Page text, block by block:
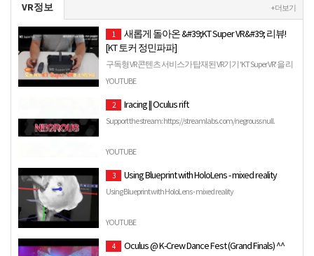
VR정보 + 더보기
1
새롭게 돌아온 &#39;KT Super VR&#39; 리뷰!
[KT 토커 정민파파]
구독형 VR 콘텐츠 서비스가 탑재된 VR기기 'KT Super VR' 을 리
뷰해 보았습니다. 기본의 VR 기기들과 다르게 따로 스마트
YOUTUBE
2 Iracing || Oculus rift
Support the stream: https://streamlabs.com/negrouss null.
YOUTUBE
3 Using Blueprint with HoloLens - mixed reality
Using Blueprint with HoloLens - mixed reality
YOUTUBE
4 Oculus @ K-Crew Dance Fest (Grand Finals) ^^